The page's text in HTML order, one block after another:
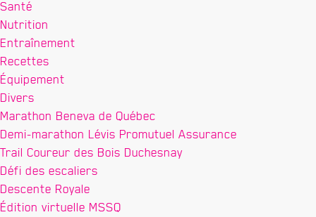
Santé
Nutrition
Entraînement
Recettes
Équipement
Divers
Marathon Beneva de Québec
Demi-marathon Lévis Promutuel Assurance
Trail Coureur des Bois Duchesnay
Défi des escaliers
Descente Royale
Édition virtuelle MSSQ